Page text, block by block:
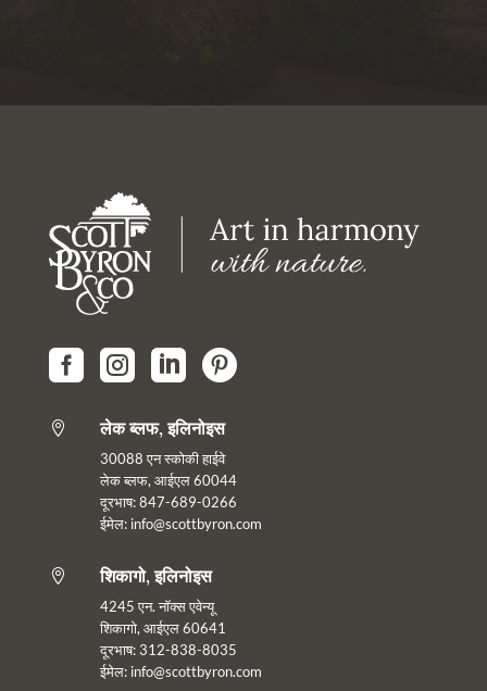
   
 लेक ब्लफ, इलिनोइस
30088 एन स्कोकी हाईवे
लेक ब्लफ, आईएल 60044
दूरभाष: 847-689-0266
ईमेल: info@scottbyron.com
 शिकागो, इलिनोइस
4245 एन. नॉक्स एवेन्यू
शिकागो, आईएल 60641
दूरभाष: 312-838-8035
ईमेल: info@scottbyron.com